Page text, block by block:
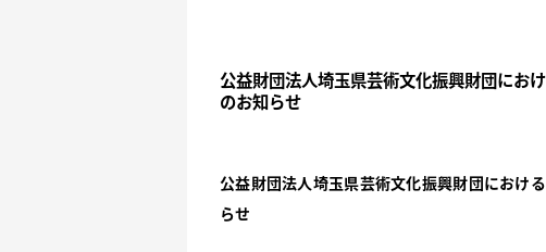
公益財団法人埼玉県芸術文化振興財団に
のお知らせ
公益財団法人埼玉県芸術文化振興財団におけ
らせ